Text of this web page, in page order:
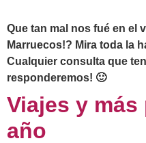
Que tan mal nos fué en el
Marruecos!? Mira toda la
Cualquier consulta que
responderemos! 🙂
Viajes y más
año